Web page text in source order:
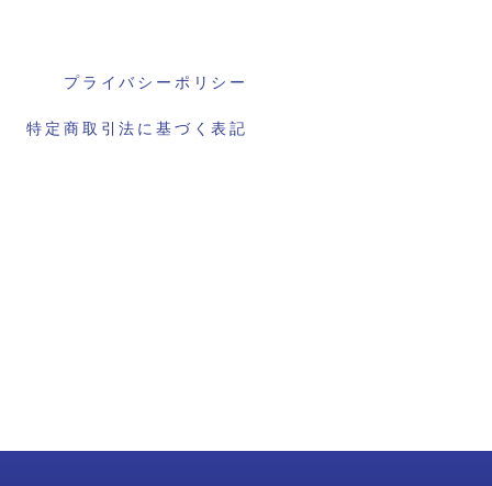
プライバシーポリシー
特定商取引法に基づく表記